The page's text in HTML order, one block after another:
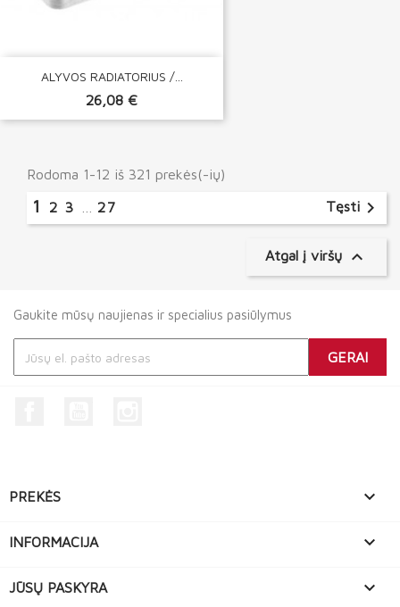
ALYVOS RADIATORIUS /...
26,08 €
Rodoma 1-12 iš 321 prekės(-ių)
1 2 3 27 Tęsti 
Atgal į viršų 
Gaukite mūsų naujienas ir specialius pasiūlymus
PREKĖS 
INFORMACIJA 
JŪSŲ PASKYRA 